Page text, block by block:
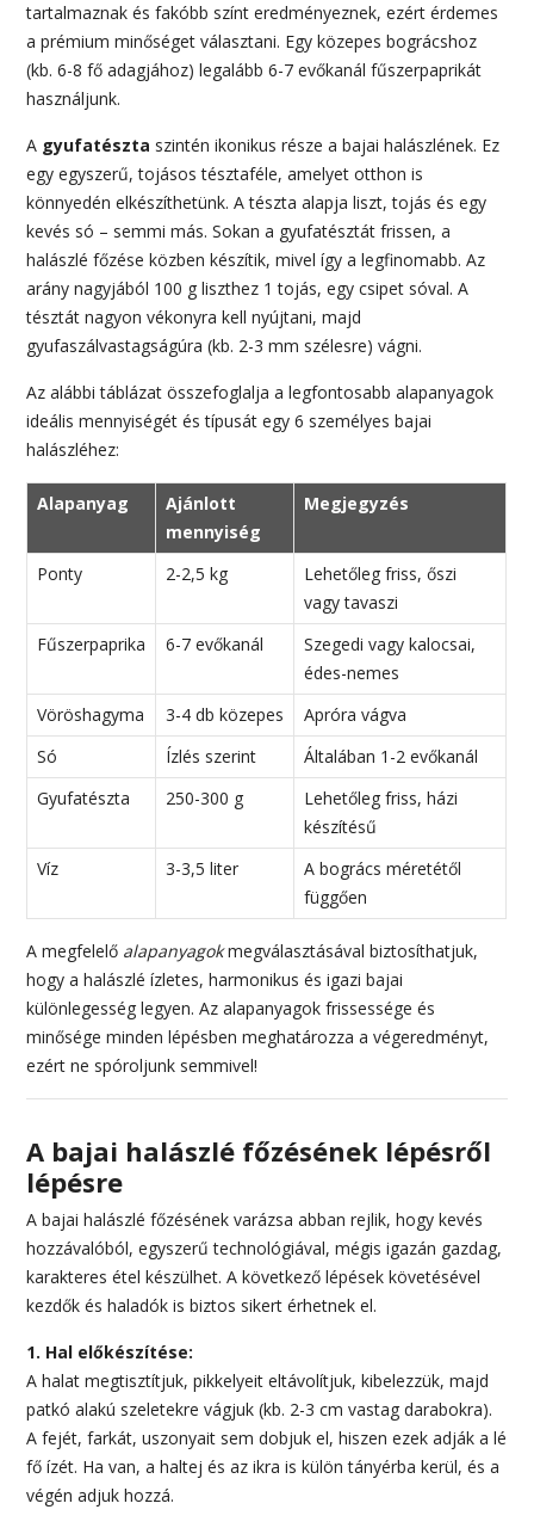
tartalmaznak és fakóbb színt eredményeznek, ezért érdemes
a prémium minőséget választani. Egy közepes bográcshoz
(kb. 6-8 fő adagjához) legalább 6-7 evőkanál fűszerpaprikát
használjunk.
A gyufatészta szintén ikonikus része a bajai halászlének. Ez
egy egyszerű, tojásos tésztaféle, amelyet otthon is
könnyedén elkészíthetünk. A tészta alapja liszt, tojás és egy
kevés só – semmi más. Sokan a gyufatésztát frissen, a
halászlé főzése közben készítik, mivel így a legfinomabb. Az
arány nagyjából 100 g liszthez 1 tojás, egy csipet sóval. A
tésztát nagyon vékonyra kell nyújtani, majd
gyufaszálvastagságúra (kb. 2-3 mm szélesre) vágni.
Az alábbi táblázat összefoglalja a legfontosabb alapanyagok
ideális mennyiségét és típusát egy 6 személyes bajai
halászléhez:
Alapanyag
Ajánlott
mennyiség
Megjegyzés
Ponty 2-2,5 kg
Lehetőleg friss, őszi
vagy tavaszi
Fűszerpaprika
6-7 evőkanál
Szegedi vagy kalocsai,
édes-nemes
Vöröshagyma
3-4 db közepes
Apróra vágva
Só
Ízlés szerint
Általában 1-2 evőkanál
Gyufatészta
250-300 g
Lehetőleg friss, házi
készítésű
Víz
3-3,5 liter
A bogrács méretétől
függően
A megfelelő alapanyagokmegválasztásával biztosíthatjuk,
hogy a halászlé ízletes, harmonikus és igazi bajai
különlegesség legyen. Az alapanyagok frissessége és
minősége minden lépésben meghatározza a végeredményt,
ezért ne spóroljunk semmivel!
A bajai halászlé főzésének lépésről
lépésre
A bajai halászlé főzésének varázsa abban rejlik, hogy kevés
hozzávalóból, egyszerű technológiával, mégis igazán gazdag,
karakteres étel készülhet. A következő lépések követésével
kezdők és haladók is biztos sikert érhetnek el.
1. Hal előkészítése:
A halat megtisztítjuk, pikkelyeit eltávolítjuk, kibelezzük, majd
patkó alakú szeletekre vágjuk (kb. 2-3 cm vastag darabokra).
A fejét, farkát, uszonyait sem dobjuk el, hiszen ezek adják a lé
fő ízét. Ha van, a haltej és az ikra is külön tányérba kerül, és a
végén adjuk hozzá.